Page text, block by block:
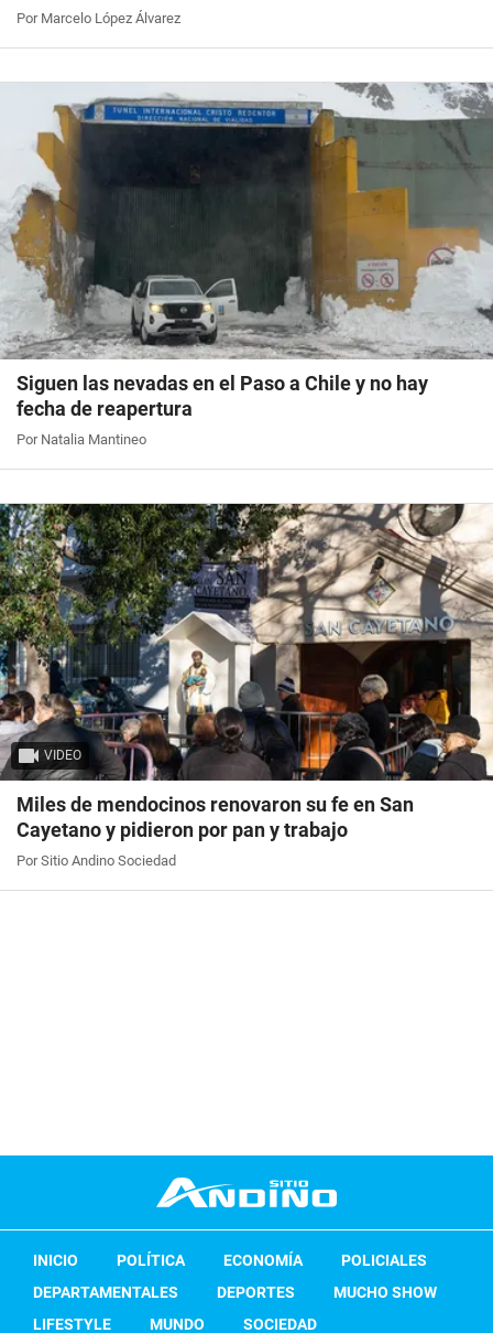
Por Marcelo López Álvarez
Siguen las nevadas en el Paso a Chile y no hay
fecha de reapertura
Por Natalia Mantineo
VIDEO
Miles de mendocinos renovaron su fe en San
Cayetano y pidieron por pan y trabajo
Por Sitio Andino Sociedad
INICIO POLÍTICA ECONOMÍA
POLICIALES
DEPARTAMENTALES
DEPORTES
MUCHO SHOW
LIFESTYLE
MUNDO SOCIEDAD